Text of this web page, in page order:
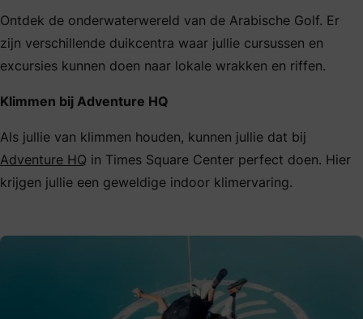
Ontdek de onderwaterwereld van de Arabische Golf. Er
zijn verschillende duikcentra waar jullie cursussen en
excursies kunnen doen naar lokale wrakken en riffen.
Klimmen bij Adventure HQ
Als jullie van klimmen houden, kunnen jullie dat bij
Adventure HQ in Times Square Center perfect doen. Hier
krijgen jullie een geweldige indoor klimervaring.